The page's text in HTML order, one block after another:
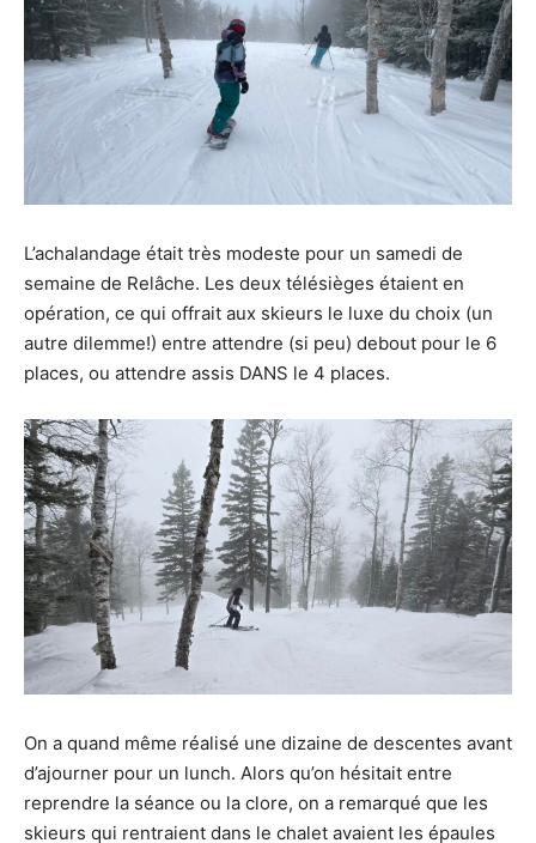
L’achalandage était très modeste pour un samedi de
semaine de Relâche. Les deux télésièges étaient en
opération, ce qui offrait aux skieurs le luxe du choix (un
autre dilemme!) entre attendre (si peu) debout pour le 6
places, ou attendre assis DANS le 4 places.
On a quand même réalisé une dizaine de descentes avant
d’ajourner pour un lunch. Alors qu’on hésitait entre
reprendre la séance ou la clore, on a remarqué que les
skieurs qui rentraient dans le chalet avaient les épaules